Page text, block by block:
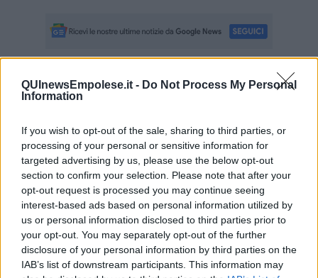
QUInewsEmpolese.it - Do Not Process My Personal
Information
If you wish to opt-out of the sale, sharing to third parties, or
processing of your personal or sensitive information for
targeted advertising by us, please use the below opt-out
section to confirm your selection. Please note that after your
opt-out request is processed you may continue seeing
interest-based ads based on personal information utilized by
us or personal information disclosed to third parties prior to
your opt-out. You may separately opt-out of the further
disclosure of your personal information by third parties on the
IAB’s list of downstream participants. This information may
Se vuoi leggere le notizie principali della Toscana iscriviti alla
Newsletter QUInews - ToscanaMedia.
Basta cliccareQUI
Ti potrebbe interessare anche:
Articoli dal Blog “Legalità e non solo” di Salvatore Calleri
Il “dopo” Matteo Messina Denaro
Vademecum antimafia per gli elettori
Toscana chiama Palermo
Serve un esercito europeo
I superbonus rischiano di favorire la mafia